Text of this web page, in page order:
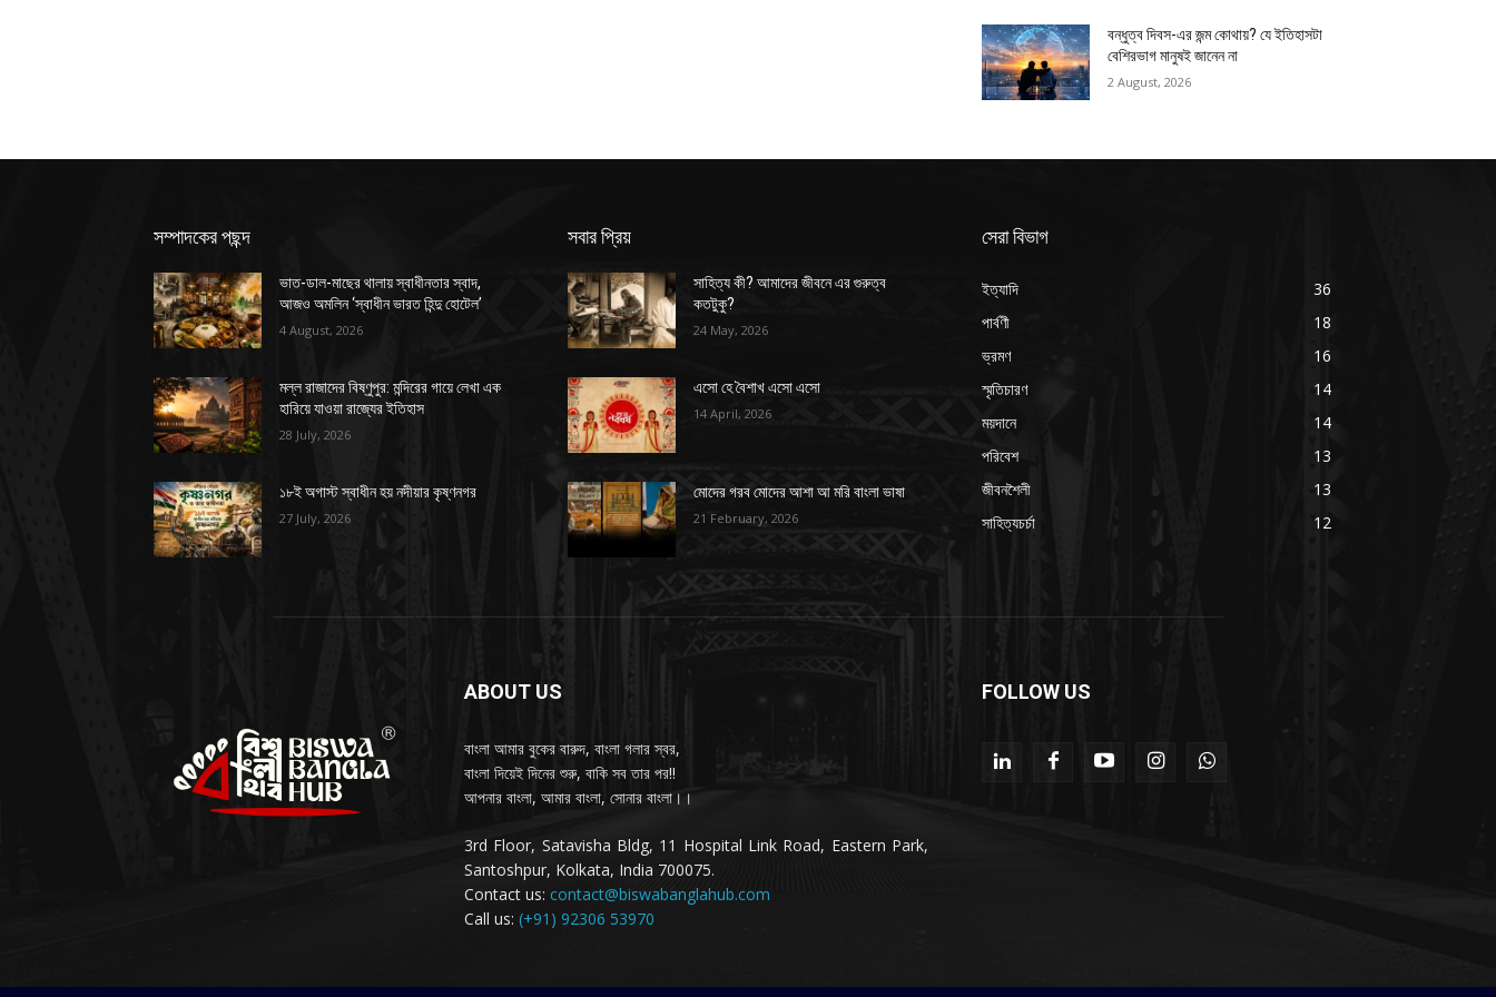
বন্ধুত্ব দিবস-এর জন্ম কোথায়? যে ইতিহাসটা
বেশিরভাগ মানুষই জানেন না
2 August, 2026
সম্পাদকের পছন্দ
ভাত-ডাল-মাছের থালায় স্বাধীনতার স্বাদ,
আজও অমলিন ‘স্বাধীন ভারত হিন্দু হোটেল’
4 August, 2026
মল্ল রাজাদের বিষ্ণুপুর: মন্দিরের গায়ে লেখা এক
হারিয়ে যাওয়া রাজ্যের ইতিহাস
28 July, 2026
১৮ই অগাস্ট স্বাধীন হয় নদীয়ার কৃষ্ণনগর
27 July, 2026
সবার প্রিয়
সাহিত্য কী? আমাদের জীবনে এর গুরুত্ব
কতটুকু?
24 May, 2026
এসো হে বৈশাখ এসো এসো
14 April, 2026
মোদের গরব মোদের আশা আ মরি বাংলা ভাষা
21 February, 2026
সেরা বিভাগ
ইত্যাদি
36
পার্বণী
18
ভ্রমণ
16
স্মৃতিচারণ
14
ময়দানে
14
পরিবেশ
13
জীবনশৈলী
13
সাহিত্যচর্চা
12
ABOUT US
বাংলা আমার বুকের বারুদ, বাংলা গলার স্বর,
বাংলা দিয়েই দিনের শুরু, বাকি সব তার পর!!
আপনার বাংলা, আমার বাংলা, সোনার বাংলা।।
3rd Floor, Satavisha Bldg, 11 Hospital Link Road, Eastern Park,
Santoshpur, Kolkata, India 700075.
Contact us: contact@biswabanglahub.com
Call us: (+91) 92306 53970
FOLLOW US